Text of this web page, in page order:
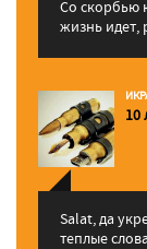
Со скорбью
жизнь идет,
10
Salat, да
теплые